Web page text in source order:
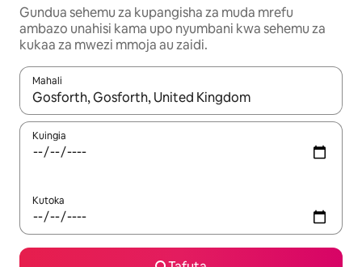
Gundua sehemu za kupangisha za muda mrefu
ambazo unahisi kama upo nyumbani kwa sehemu za
kukaa za mwezi mmoja au zaidi.
Mahali
Wakati matokeo yanapatikana, vinjari kwa kutumia vitufe vya
Kuingia
Kutoka